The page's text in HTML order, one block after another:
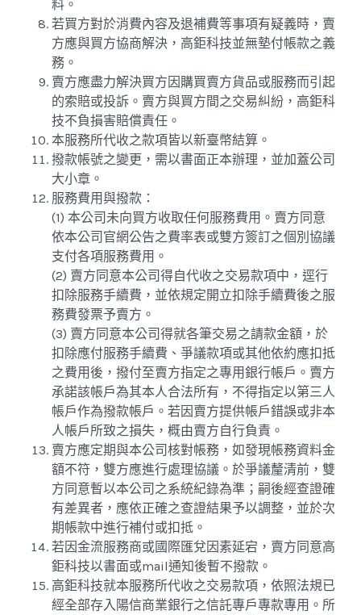
料。
若買方對於消費內容及退補費等事項有疑義時，賣
方應與買方協商解決，高鉅科技並無墊付帳款之義
務。
賣方應盡力解決買方因購買賣方貨品或服務而引起
的索賠或投訴。賣方與買方間之交易糾紛，高鉅科
技不負損害賠償責任。
本服務所代收之款項皆以新臺幣結算。
撥款帳號之變更，需以書面正本辦理，並加蓋公司
大小章。
服務費用與撥款：
(1) 本公司未向買方收取任何服務費用。賣方同意
依本公司官網公告之費率表或雙方簽訂之個別協議
支付各項服務費用。
(2) 賣方同意本公司得自代收之交易款項中，逕行
扣除服務手續費，並依規定開立扣除手續費後之服
務費發票予賣方。
(3) 賣方同意本公司得就各筆交易之請款金額，於
扣除應付服務手續費、爭議款項或其他依約應扣抵
之費用後，撥付至賣方指定之專用銀行帳戶。賣方
承諾該帳戶為其本人合法所有，不得指定以第三人
帳戶作為撥款帳戶。若因賣方提供帳戶錯誤或非本
人帳戶所致之損失，概由賣方自行負責。
賣方應定期與本公司核對帳務，如發現帳務資料金
額不符，雙方應進行處理協議。於爭議釐清前，雙
方同意暫以本公司之系統紀錄為準；嗣後經查證確
有差異者，應依正確之查證結果予以調整，並於次
期帳款中進行補付或扣抵。
若因金流服務商或國際匯兌因素延宕，賣方同意高
鉅科技以書面或mail通知後暫不撥款。
高鉅科技就本服務所代收之交易款項，依照法規已
經全部存入陽信商業銀行之信託專戶專款專用。所